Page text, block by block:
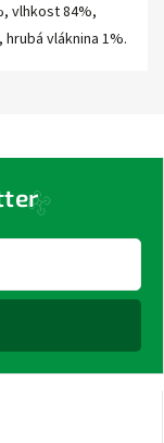
vlhkost 84%,
vláknina 1%.